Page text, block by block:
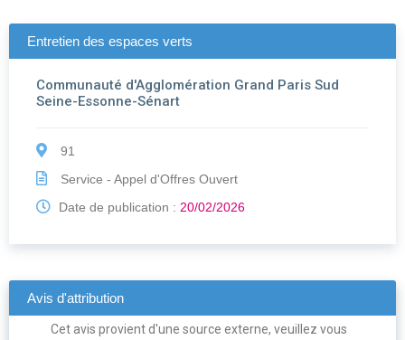
Entretien des espaces verts
Communauté d'Agglomération Grand Paris Sud
Seine-Essonne-Sénart
91
Service - Appel d'Offres Ouvert
Date de publication : 20/02/2026
Avis d'attribution
Cet avis provient d'une source externe, veuillez vous